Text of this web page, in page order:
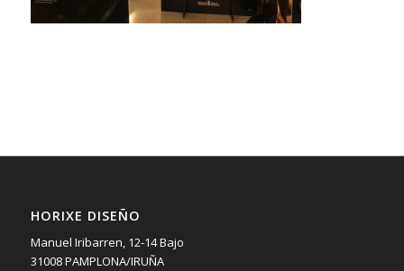
HORIXE DISEÑO
Manuel Iribarren, 12-14 Bajo
31008 PAMPLONA/IRUÑA